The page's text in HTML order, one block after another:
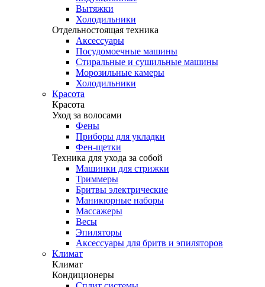
Вытяжки
Холодильники
Отдельностоящая техника
Аксессуары
Посудомоечные машины
Стиральные и сушильные машины
Морозильные камеры
Холодильники
Красота
Красота
Уход за волосами
Фены
Приборы для укладки
Фен-щетки
Техника для ухода за собой
Машинки для стрижки
Триммеры
Бритвы электрические
Маникюрные наборы
Массажеры
Весы
Эпиляторы
Аксессуары для бритв и эпиляторов
Климат
Климат
Кондиционеры